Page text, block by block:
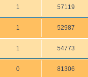
1 57119
1 52987
1 54773
0 81306